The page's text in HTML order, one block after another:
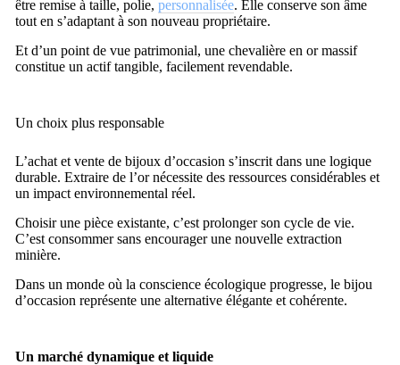
être remise à taille, polie, personnalisée. Elle conserve son âme
tout en s’adaptant à son nouveau propriétaire.
Et d’un point de vue patrimonial, une chevalière en or massif
constitue un actif tangible, facilement revendable.
Un choix plus responsable
L’achat et vente de bijoux d’occasion s’inscrit dans une logique
durable. Extraire de l’or nécessite des ressources considérables et
un impact environnemental réel.
Choisir une pièce existante, c’est prolonger son cycle de vie.
C’est consommer sans encourager une nouvelle extraction
minière.
Dans un monde où la conscience écologique progresse, le bijou
d’occasion représente une alternative élégante et cohérente.
Un marché dynamique et liquide